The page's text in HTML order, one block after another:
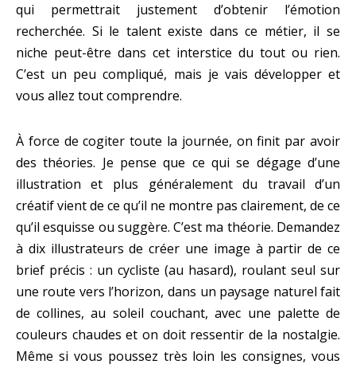
qui permettrait justement d’obtenir l’émotion
recherchée. Si le talent existe dans ce métier, il se
niche peut-être dans cet interstice du tout ou rien.
C’est un peu compliqué, mais je vais développer et
vous allez tout comprendre.
À force de cogiter toute la journée, on finit par avoir
des théories. Je pense que ce qui se dégage d’une
illustration et plus généralement du travail d’un
créatif vient de ce qu’il ne montre pas clairement, de ce
qu’il esquisse ou suggère. C’est ma théorie. Demandez
à dix illustrateurs de créer une image à partir de ce
brief précis : un cycliste (au hasard), roulant seul sur
une route vers l’horizon, dans un paysage naturel fait
de collines, au soleil couchant, avec une palette de
couleurs chaudes et on doit ressentir de la nostalgie.
Même si vous poussez très loin les consignes, vous